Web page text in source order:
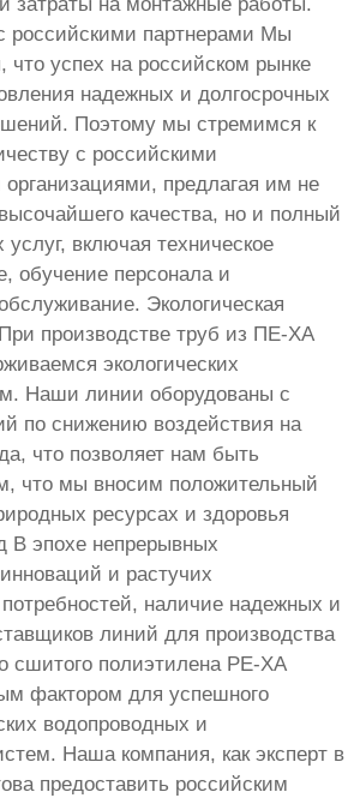
затраты на монтажные работы.
российскими партнерами Мы
что успех на российском рынке
надежных и долгосрочных
Поэтому мы стремимся к
с российскими
предлагая им не
качества, но и полный
услуг, включая техническое
обучение персонала и
Экологическая
производстве труб из ПЕ-XA
экологических
Наши линии оборудованы с
по снижению воздействия на
что позволяет нам быть
что мы вносим положительный
ресурсах и здоровья
В эпохе непрерывных
и растучих
потребностей, наличие надежных и
линий для производства
сшитого полиэтилена PE-XA
фактором для успешного
водопроводных и
Наша компания, как эксперт в
предоставить российским